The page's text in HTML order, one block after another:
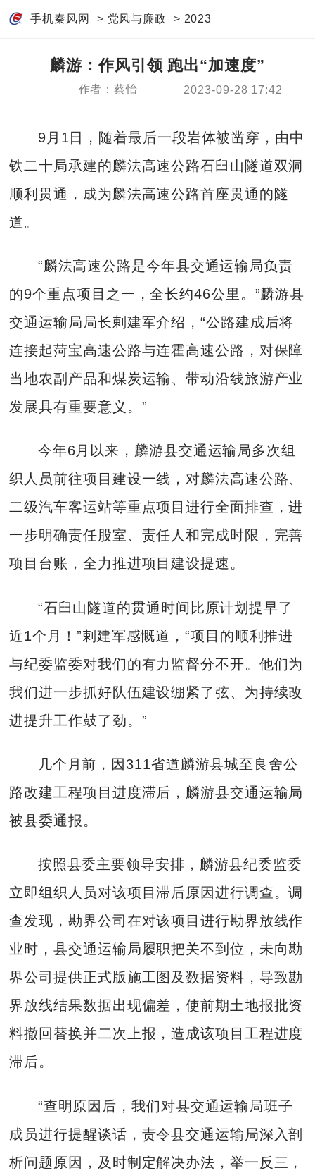
手机秦风网 > 党风与廉政 > 2023
麟游：作风引领 跑出“加速度”
作者：蔡怡 2023-09-28 17:42
9月1日，随着最后一段岩体被凿穿，由中
铁二十局承建的麟法高速公路石臼山隧道双洞
顺利贯通，成为麟法高速公路首座贯通的隧
道。
“麟法高速公路是今年县交通运输局负责
的9个重点项目之一，全长约46公里。”麟游县
交通运输局局长剌建军介绍，“公路建成后将
连接起菏宝高速公路与连霍高速公路，对保障
当地农副产品和煤炭运输、带动沿线旅游产业
发展具有重要意义。”
今年6月以来，麟游县交通运输局多次组
织人员前往项目建设一线，对麟法高速公路、
二级汽车客运站等重点项目进行全面排查，进
一步明确责任股室、责任人和完成时限，完善
项目台账，全力推进项目建设提速。
“石臼山隧道的贯通时间比原计划提早了
近1个月！”剌建军感慨道，“项目的顺利推进
与纪委监委对我们的有力监督分不开。他们为
我们进一步抓好队伍建设绷紧了弦、为持续改
进提升工作鼓了劲。”
几个月前，因311省道麟游县城至良舍公
路改建工程项目进度滞后，麟游县交通运输局
被县委通报。
按照县委主要领导安排，麟游县纪委监委
立即组织人员对该项目滞后原因进行调查。调
查发现，勘界公司在对该项目进行勘界放线作
业时，县交通运输局履职把关不到位，未向勘
界公司提供正式版施工图及数据资料，导致勘
界放线结果数据出现偏差，使前期土地报批资
料撤回替换并二次上报，造成该项目工程进度
滞后。
“查明原因后，我们对县交通运输局班子
成员进行提醒谈话，责令县交通运输局深入剖
析问题原因，及时制定解决办法，举一反三，